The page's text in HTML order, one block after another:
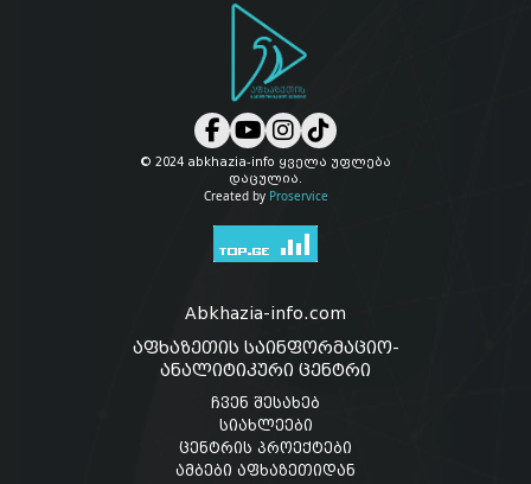
© 2024 abkhazia-info ყველა უფლება
დაცულია.
Created by Proservice
Abkhazia-info.com
აფხაზეთის საინფორმაციო-
ანალიტიკური ცენტრი
ჩვენ შესახებ
სიახლეები
ცენტრის პროექტები
ამბები აფხაზეთიდან